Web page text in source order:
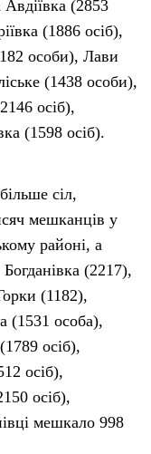
(2853
(1886 осіб),
особи), Лави
(1438 особи),
осіб),
(1598 осіб).
сіл,
мешканців у
районі, а
(2217),
(1182),
(1531 особа),
осіб),
осіб),
осіб),
мешкало 998